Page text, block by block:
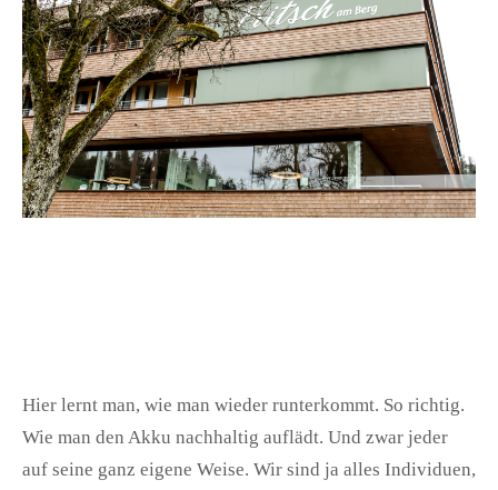
Hier lernt man, wie man wieder runterkommt. So richtig.
Wie man den Akku nachhaltig auflädt. Und zwar jeder
auf seine ganz eigene Weise. Wir sind ja alles Individuen,